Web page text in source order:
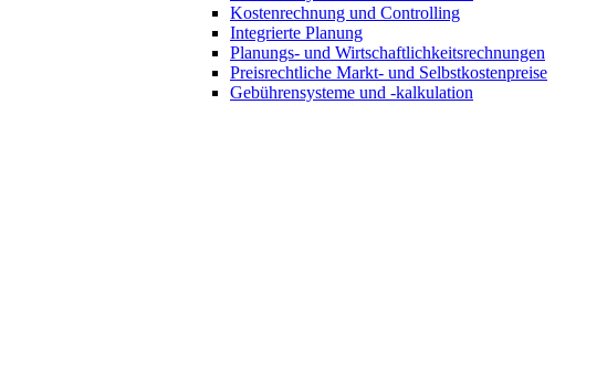
Kostenrechnung und Controlling
Integrierte Planung
Planungs- und Wirtschaftlichkeitsrechnungen
Preisrechtliche Markt- und Selbstkostenpreise
Gebührensysteme und -kalkulation